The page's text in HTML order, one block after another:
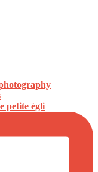
petite égli